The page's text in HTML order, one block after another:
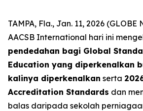
TAMPA, Fla., Jan. 11, 2026 (GLOBE
AACSB International hari ini
pendedahan bagi Global
Education yang diperkenalkan
kalinya diperkenalkan serta
Accreditation Standards dan
balas daripada sekolah